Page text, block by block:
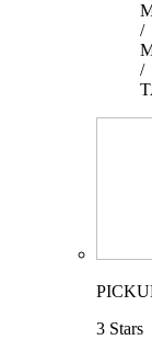
/
/
3 Stars